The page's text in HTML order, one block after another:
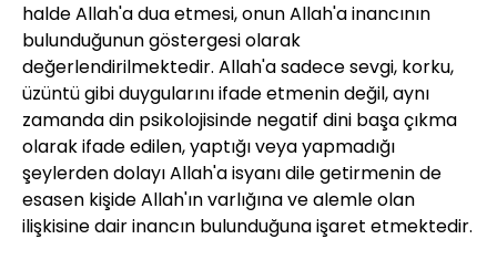
halde Allah'a dua etmesi, onun Allah'a inancının
bulunduğunun göstergesi olarak
değerlendirilmektedir. Allah'a sadece sevgi, korku,
üzüntü gibi duygularını ifade etmenin değil, aynı
zamanda din psikolojisinde negatif dini başa çıkma
olarak ifade edilen, yaptığı veya yapmadığı
şeylerden dolayı Allah'a isyanı dile getirmenin de
esasen kişide Allah'ın varlığına ve alemle olan
ilişkisine dair inancın bulunduğuna işaret etmektedir.